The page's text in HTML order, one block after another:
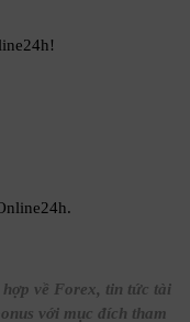
về Forex, tin tức tài
với mục đích tham